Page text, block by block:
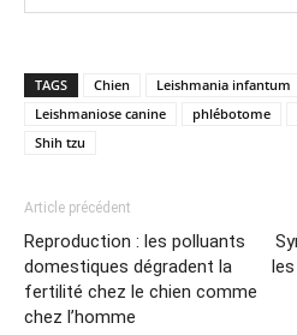
TAGS Chien Leishmania infantum
Leishmaniose canine
phlébotome
Shih tzu
Article précédent
Reproduction : les polluants
domestiques dégradent la
fertilité chez le chien comme
chez l’homme